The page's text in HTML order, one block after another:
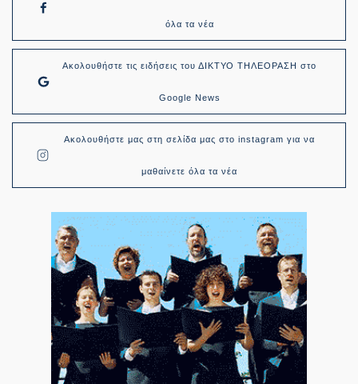
όλα τα νέα
Ακολουθήστε τις ειδήσεις του ΔΙΚΤΥΟ ΤΗΛΕΟΡΑΣΗ στο
Google News
Ακολουθήστε μας στη σελίδα μας στο instagram για να
μαθαίνετε όλα τα νέα